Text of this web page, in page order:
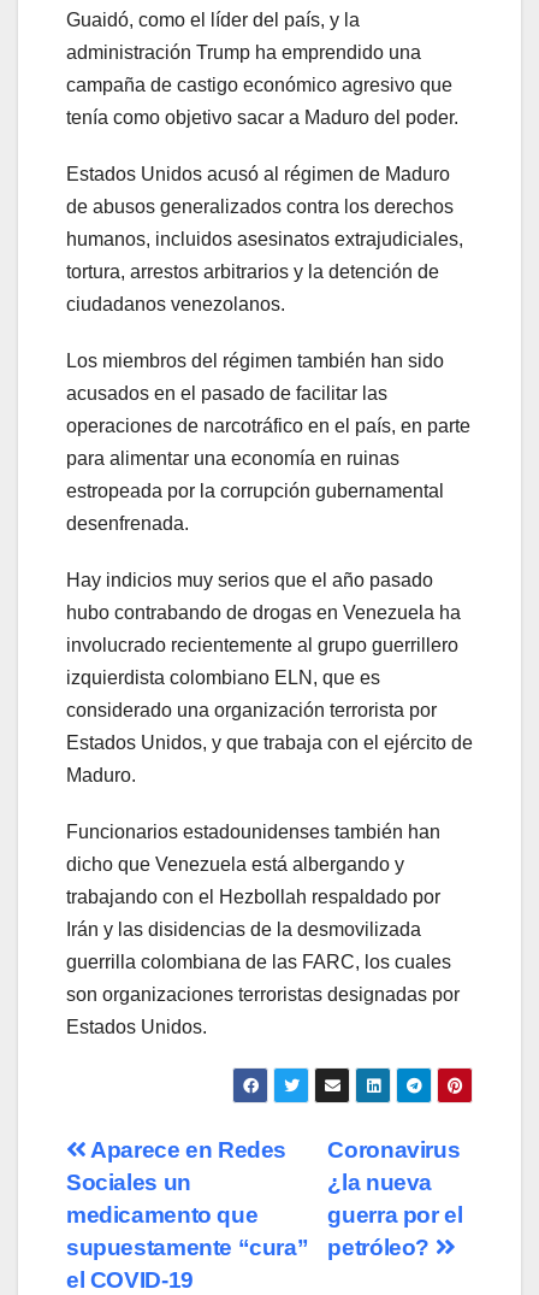
Guaidó, como el líder del país, y la
administración Trump ha emprendido una
campaña de castigo económico agresivo que
tenía como objetivo sacar a Maduro del poder.
Estados Unidos acusó al régimen de Maduro
de abusos generalizados contra los derechos
humanos, incluidos asesinatos extrajudiciales,
tortura, arrestos arbitrarios y la detención de
ciudadanos venezolanos.
Los miembros del régimen también han sido
acusados en el pasado de facilitar las
operaciones de narcotráfico en el país, en parte
para alimentar una economía en ruinas
estropeada por la corrupción gubernamental
desenfrenada.
Hay indicios muy serios que el año pasado
hubo contrabando de drogas en Venezuela ha
involucrado recientemente al grupo guerrillero
izquierdista colombiano ELN, que es
considerado una organización terrorista por
Estados Unidos, y que trabaja con el ejército de
Maduro.
Funcionarios estadounidenses también han
dicho que Venezuela está albergando y
trabajando con el Hezbollah respaldado por
Irán y las disidencias de la desmovilizada
guerrilla colombiana de las FARC, los cuales
son organizaciones terroristas designadas por
Estados Unidos.
Navegación
de
entradas
Coronavirus
¿la nueva
guerra por el
petróleo?
Aparece en Redes
Sociales un
medicamento que
supuestamente “cura”
el COVID-19